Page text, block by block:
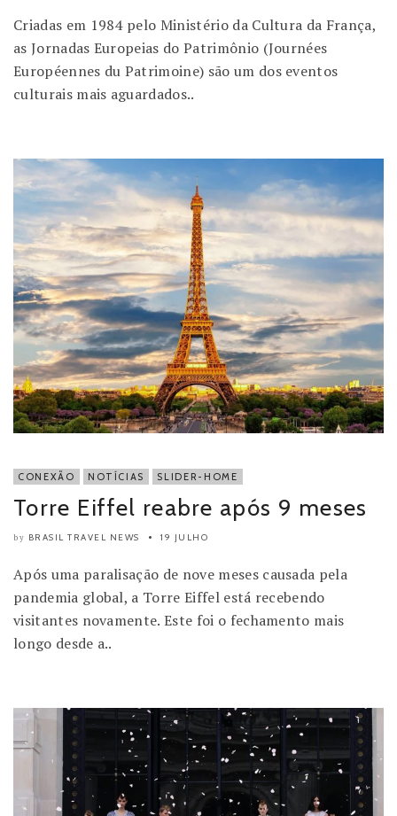
Criadas em 1984 pelo Ministério da Cultura da França,
as Jornadas Europeias do Patrimônio (Journées
Européennes du Patrimoine) são um dos eventos
culturais mais aguardados..
CONEXÃO NOTÍCIAS SLIDER-HOME
Torre Eiffel reabre após 9 meses
by BRASIL TRAVEL NEWS 19 JULHO
Após uma paralisação de nove meses causada pela
pandemia global, a Torre Eiffel está recebendo
visitantes novamente. Este foi o fechamento mais
longo desde a..